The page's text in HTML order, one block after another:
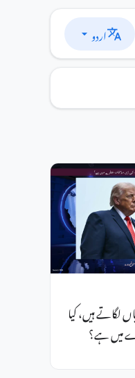
اردو
لگاتے ہیں، کیا
میں ہے؟